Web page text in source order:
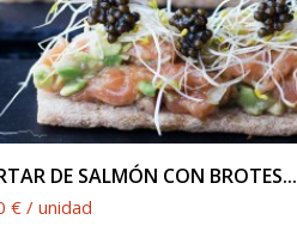
DE SALMÓN CON BROTES...
€ / unidad